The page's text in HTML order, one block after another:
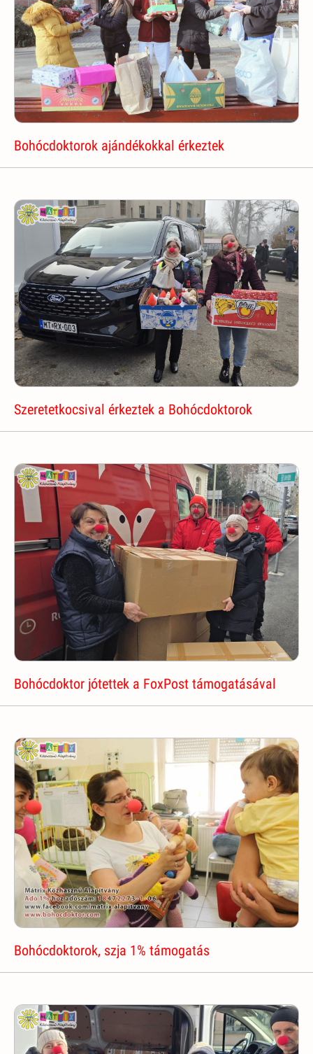
Bohócdoktorok ajándékokkal érkeztek
Szeretetkocsival érkeztek a Bohócdoktorok
Bohócdoktor jótettek a FoxPost támogatásával
Bohócdoktorok, szja 1% támogatás